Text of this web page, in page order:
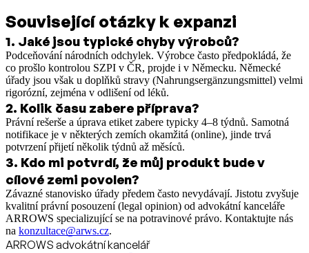
Související otázky k expanzi
1. Jaké jsou typické chyby výrobců?
Podceňování národních odchylek. Výrobce často předpokládá, že
co prošlo kontrolou SZPI v ČR, projde i v Německu. Německé
úřady jsou však u doplňků stravy (Nahrungsergänzungsmittel) velmi
rigorózní, zejména v odlišení od léků.
2. Kolik času zabere příprava?
Právní rešerše a úprava etiket zabere typicky 4–8 týdnů. Samotná
notifikace je v některých zemích okamžitá (online), jinde trvá
potvrzení přijetí několik týdnů až měsíců.
3. Kdo mi potvrdí, že můj produkt bude v
cílové zemi povolen?
Závazné stanovisko úřady předem často nevydávají. Jistotu zvyšuje
kvalitní právní posouzení (legal opinion) od advokátní kanceláře
ARROWS specializující se na potravinové právo. Kontaktujte nás
na konzultace@arws.cz.
ARROWS advokátní kancelář